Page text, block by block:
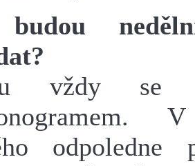
vždy se
odpoledne